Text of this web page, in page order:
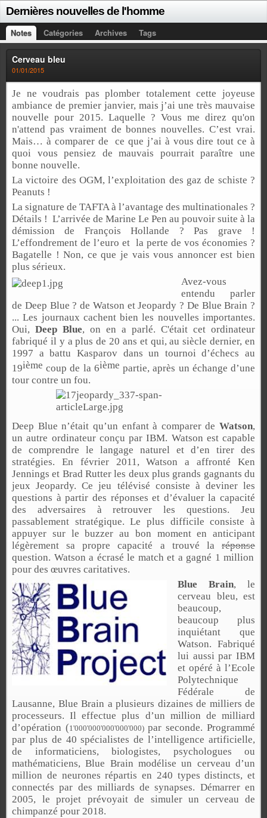
Dernières nouvelles de l'homme
Notes Catégories Archives Tags
Cerveau bleu
01/01/2015
Je ne voudrais pas plomber totalement cette joyeuse
ambiance de premier janvier, mais j’ai une très mauvaise
nouvelle pour 2015. Laquelle ? Vous me direz qu'on
n'attend pas vraiment de bonnes nouvelles. C’est vrai.
Mais… à comparer de ce que j’ai à vous dire tout ce à
quoi vous pensiez de mauvais pourrait paraître une
bonne nouvelle.
La victoire des OGM, l’exploitation des gaz de schiste ?
Peanuts !
La signature de TAFTA à l’avantage des multinationales ?
Détails ! L’arrivée de Marine Le Pen au pouvoir suite à la
démission de François Hollande ? Pas grave !
L’effondrement de l’euro et la perte de vos économies ?
Bagatelle ! Non, ce que je vais vous annoncer est bien
plus sérieux.
Avez-vous
entendu parler
de Deep Blue ? de Watson et Jeopardy ? De Blue Brain ?
... Les journaux cachent bien les nouvelles importantes.
Oui, Deep Blue, on en a parlé. C'était cet ordinateur
fabriqué il y a plus de 20 ans et qui, au siècle dernier, en
1997 a battu Kasparov dans un tournoi d’échecs au
19ième coup de la 6ième partie, après un échange d’une
tour contre un fou.
Deep Blue n’était qu’un enfant à comparer de Watson,
un autre ordinateur conçu par IBM. Watson est capable
de comprendre le langage naturel et d’en tirer des
stratégies. En février 2011, Watson a affronté Ken
Jennings et Brad Rutter les deux plus grands gagnants du
jeux Jeopardy. Ce jeu télévisé consiste à deviner les
questions à partir des réponses et d’évaluer la capacité
des adversaires à retrouver les questions. Jeu
passablement stratégique. Le plus difficile consiste à
appuyer sur le buzzer au bon moment en anticipant
légèrement sa propre capacité a trouvé la réponse
question. Watson a écrasé le match et a gagné 1 million
pour des œuvres caritatives.
Blue Brain, le
cerveau bleu, est
beaucoup,
beaucoup plus
inquiétant que
Watson. Fabriqué
lui aussi par IBM
et opéré à l’Ecole
Polytechnique
Fédérale de
Lausanne, Blue Brain a plusieurs dizaines de milliers de
processeurs. Il effectue plus d’un million de milliard
d’opération (1'000'000'000'000'000) par seconde. Programmé
par plus de 40 spécialistes de l’intelligence artificielle,
de informaticiens, biologistes, psychologues ou
mathématiciens, Blue Brain modélise un cerveau d’un
million de neurones répartis en 240 types distincts, et
connectés par des milliards de synapses. Démarrer en
2005, le projet prévoyait de simuler un cerveau de
chimpanzé pour 2018.